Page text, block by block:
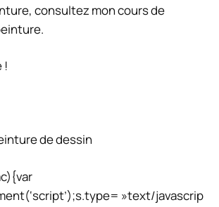
consultez mon cours de
!
de dessin
»text/javascrip